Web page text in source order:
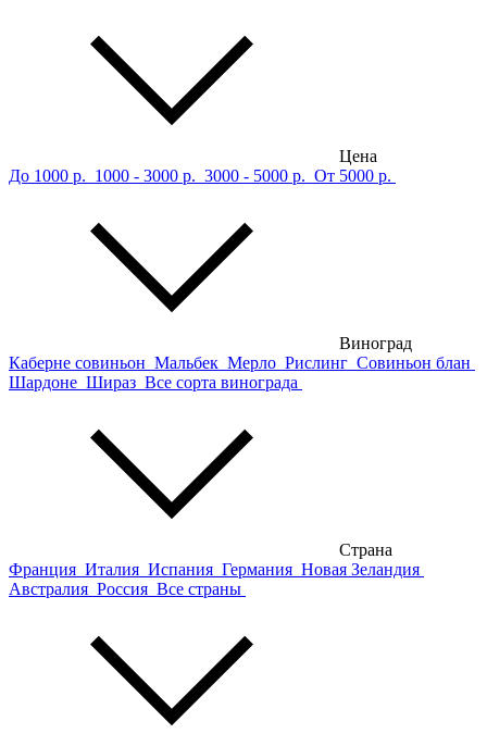
Цена
До 1000 р. 1000 - 3000 р. 3000 - 5000 р. От 5000 р.
Виноград
Каберне совиньон Мальбек Мерло Рислинг Совиньон блан
Шардоне Шираз Все сорта винограда
Страна
Франция Италия Испания Германия Новая Зеландия
Австралия Россия Все страны